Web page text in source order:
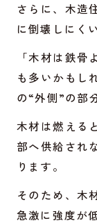
さらに、木造
に倒壊しにく
「木材は鉄
も多いかもし
の“外側”の部
木材は燃える
部へ供給され
ります。
そのため、木
急激に強度が